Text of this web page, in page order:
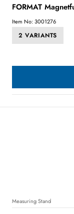
FORMAT
Item No: 3001276
2 VARIANTS
Measuring Stand